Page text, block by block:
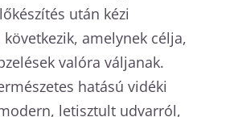
után kézi
amelynek célja,
valóra váljanak.
hatású vidéki
letisztult udvarról,